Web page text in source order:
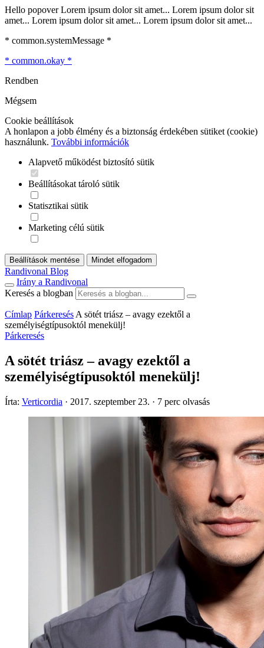
Hello popover Lorem ipsum dolor sit amet... Lorem ipsum dolor sit
amet... Lorem ipsum dolor sit amet... Lorem ipsum dolor sit amet...
* common.systemMessage *
* common.okay *
Rendben
Mégsem
Cookie beállítások
A honlapon a jobb élmény és a biztonság érdekében sütiket (cookie)
használunk. További információk
Alapvető működést biztosító sütik
Beállításokat tároló sütik
Statisztikai sütik
Marketing célú sütik
Beállítások mentése Mindet elfogadom
Randivonal Blog
Irány a Randivonal
Keresés a blogban
Címlap Párkeresés A sötét triász – avagy ezektől a
személyiségtípusoktól menekülj!
Párkeresés
A sötét triász – avagy ezektől a
személyiségtípusoktól menekülj!
Írta: Verticordia · 2017. szeptember 23. · 7 perc olvasás